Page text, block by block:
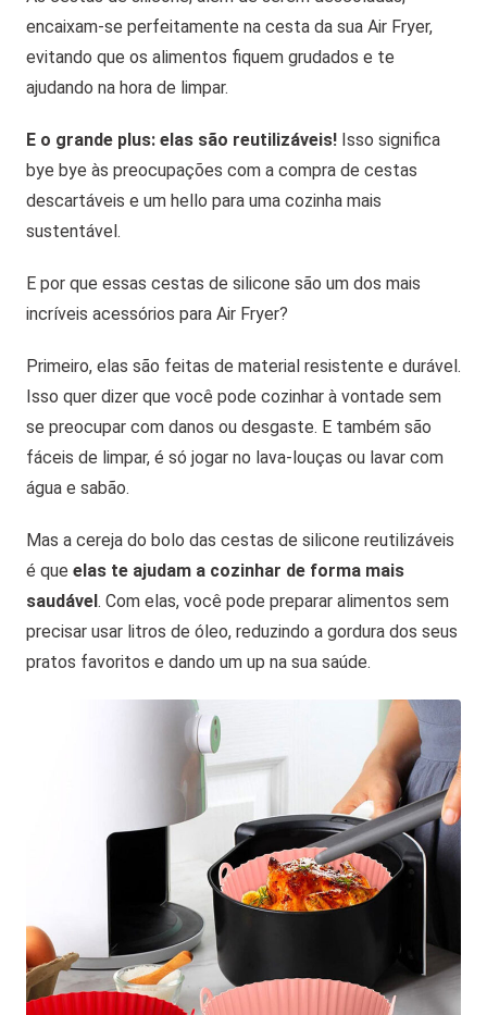
encaixam-se perfeitamente na cesta da sua Air Fryer,
evitando que os alimentos fiquem grudados e te
ajudando na hora de limpar.
E o grande plus: elas são reutilizáveis! Isso significa
bye bye às preocupações com a compra de cestas
descartáveis e um hello para uma cozinha mais
sustentável.
E por que essas cestas de silicone são um dos mais
incríveis acessórios para Air Fryer?
Primeiro, elas são feitas de material resistente e durável.
Isso quer dizer que você pode cozinhar à vontade sem
se preocupar com danos ou desgaste. E também são
fáceis de limpar, é só jogar no lava-louças ou lavar com
água e sabão.
Mas a cereja do bolo das cestas de silicone reutilizáveis
é que elas te ajudam a cozinhar de forma mais
saudável. Com elas, você pode preparar alimentos sem
precisar usar litros de óleo, reduzindo a gordura dos seus
pratos favoritos e dando um up na sua saúde.